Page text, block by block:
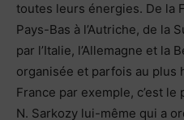
toutes leurs énergies. De la
Pays-Bas à l’Autriche, de la
par l’Italie, l’Allemagne et la
organisée et parfois au plus
France par exemple, c’est
N. Sarkozy lui-même qui a